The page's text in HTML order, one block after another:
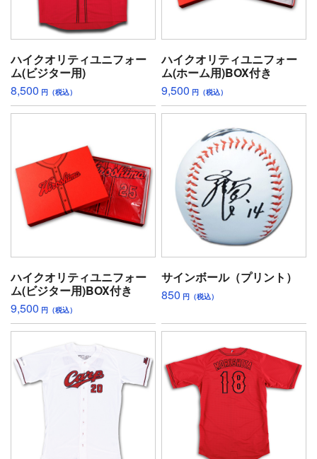
ハイクオリティユニフォー
ム(ビジター用)
8,500 円（税込）
ハイクオリティユニフォー
ム(ホーム用)BOX付き
9,500 円（税込）
ハイクオリティユニフォー
ム(ビジター用)BOX付き
9,500 円（税込）
サインボール（プリント）
850 円（税込）